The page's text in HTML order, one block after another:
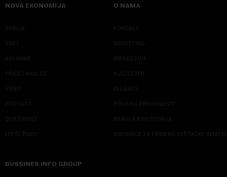
NOVA EKONOMIJA
SRBIJA
SVET
KOLUMNE
PRIČE I ANALIZE
VIDEO
PODCAST
ODRŽIVOST
LEPŠI ŽIVOT
O NAMA
KONTAKT
MARKETING
IMPRESSUM
NJUZLETER
KLIJENTI
POLITIKA PRIVATNOSTI
PRAVILA KORIŠĆENJA
SMERNICE ZA PRIMENU VEŠTAČKE
BUSSINES INFO GROUP